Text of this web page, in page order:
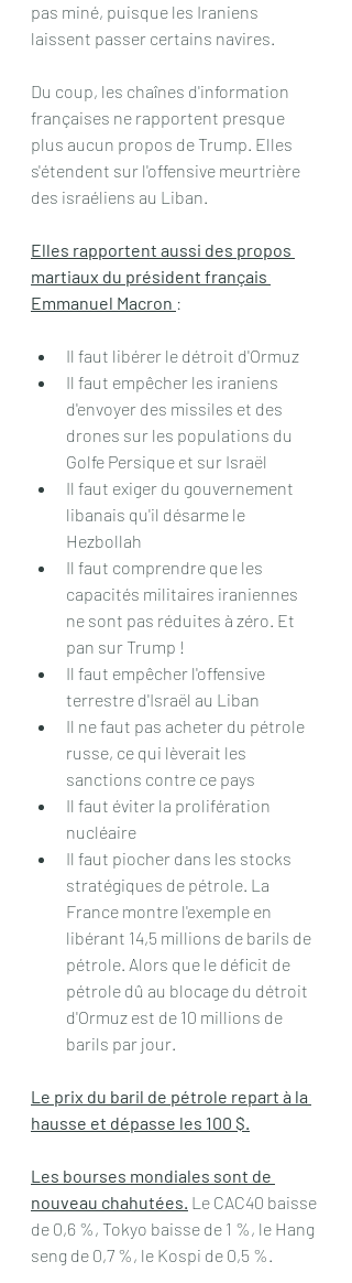
pas miné, puisque les Iraniens
laissent passer certains navires.
Du coup, les chaînes d'information
françaises ne rapportent presque
plus aucun propos de Trump. Elles
s'étendent sur l'offensive meurtrière
des israéliens au Liban.
Elles rapportent aussi des propos
martiaux du président français
Emmanuel Macron :
Il faut libérer le détroit d'Ormuz
Il faut empêcher les iraniens
d'envoyer des missiles et des
drones sur les populations du
Golfe Persique et sur Israël
Il faut exiger du gouvernement
libanais qu'il désarme le
Hezbollah
Il faut comprendre que les
capacités militaires iraniennes
ne sont pas réduites à zéro. Et
pan sur Trump !
Il faut empêcher l'offensive
terrestre d'Israël au Liban
Il ne faut pas acheter du pétrole
russe, ce qui lèverait les
sanctions contre ce pays
Il faut éviter la prolifération
nucléaire
Il faut piocher dans les stocks
stratégiques de pétrole. La
France montre l'exemple en
libérant 14,5 millions de barils de
pétrole. Alors que le déficit de
pétrole dû au blocage du détroit
d'Ormuz est de 10 millions de
barils par jour.
Le prix du baril de pétrole repart à la
hausse et dépasse les 100 $.
Les bourses mondiales sont de
nouveau chahutées. Le CAC40 baisse
de 0,6 %, Tokyo baisse de 1 %, le Hang
seng de 0,7 %, le Kospi de 0,5 %.